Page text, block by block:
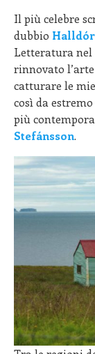
Il più celebre
dubbio
Letteratura nel
rinnovato
catturare le
così da
più
Stefánsson.